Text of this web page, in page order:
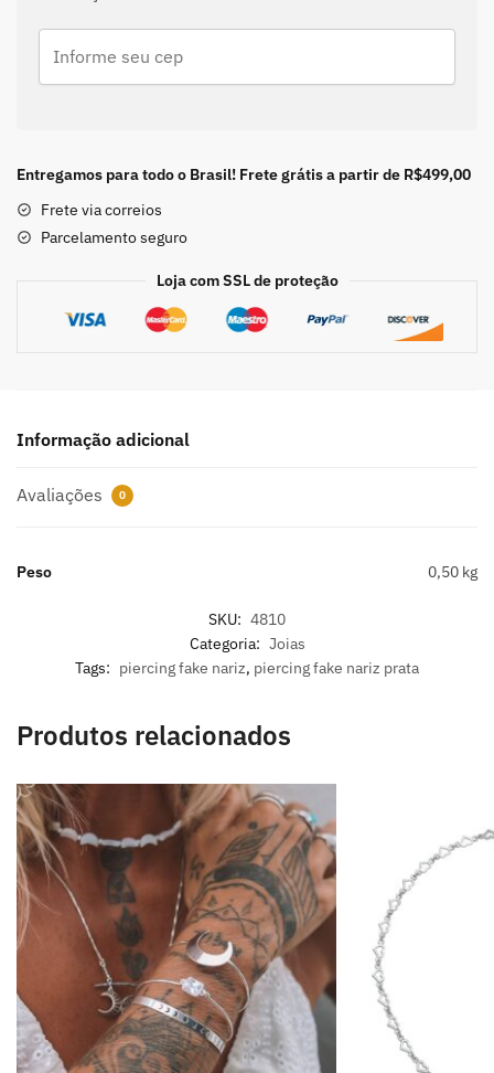
Entregamos para todo o Brasil! Frete grátis a partir de R$499,00
Frete via correios
Parcelamento seguro
Loja com SSL de proteção
Informação adicional
Avaliações 0
Peso 0,50 kg
SKU: 4810
Categoria: Joias
Tags: piercing fake nariz, piercing fake nariz prata
Produtos relacionados